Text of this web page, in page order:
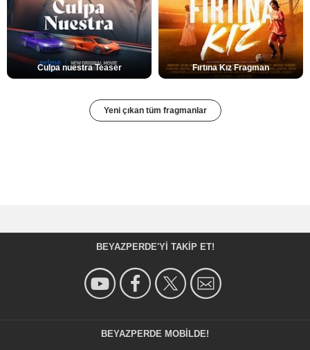
Culpa nuestra Teaser Fırtına Kız Fragman
Yeni çıkan tüm fragmanlar
BEYAZPERDE'YI TAKIP ET!
BEYAZPERDE MOBILDE!